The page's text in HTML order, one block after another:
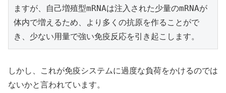
ますが、自己増殖型mRNAは注入された少量のmRNAが
体内で増えるため、より多くの抗原を作ることがで
き、少ない用量で強い免疫反応を引き起こします。
しかし、これが免疫システムに過度な負荷をかけるのでは
ないかと言われています。